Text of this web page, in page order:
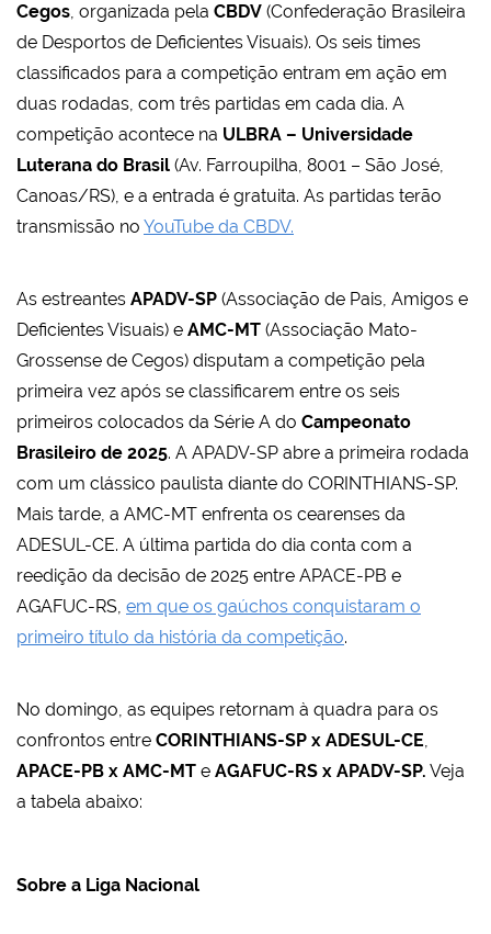
Cegos, organizada pela CBDV (Confederação Brasileira
de Desportos de Deficientes Visuais). Os seis times
classificados para a competição entram em ação em
duas rodadas, com três partidas em cada dia. A
competição acontece na ULBRA – Universidade
Luterana do Brasil (Av. Farroupilha, 8001 – São José,
Canoas/RS), e a entrada é gratuita. As partidas terão
transmissão no YouTube da CBDV.
As estreantes APADV-SP (Associação de Pais, Amigos e
Deficientes Visuais) e AMC-MT (Associação Mato-
Grossense de Cegos) disputam a competição pela
primeira vez após se classificarem entre os seis
primeiros colocados da Série A do Campeonato
Brasileiro de 2025. A APADV-SP abre a primeira rodada
com um clássico paulista diante do CORINTHIANS-SP.
Mais tarde, a AMC-MT enfrenta os cearenses da
ADESUL-CE. A última partida do dia conta com a
reedição da decisão de 2025 entre APACE-PB e
AGAFUC-RS, em que os gaúchos conquistaram o
primeiro título da história da competição.
No domingo, as equipes retornam à quadra para os
confrontos entre CORINTHIANS-SP x ADESUL-CE,
APACE-PB x AMC-MT e AGAFUC-RS x APADV-SP. Veja
a tabela abaixo:
Sobre a Liga Nacional